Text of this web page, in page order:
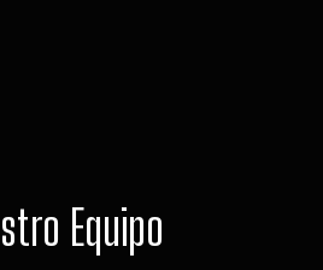
Equipo